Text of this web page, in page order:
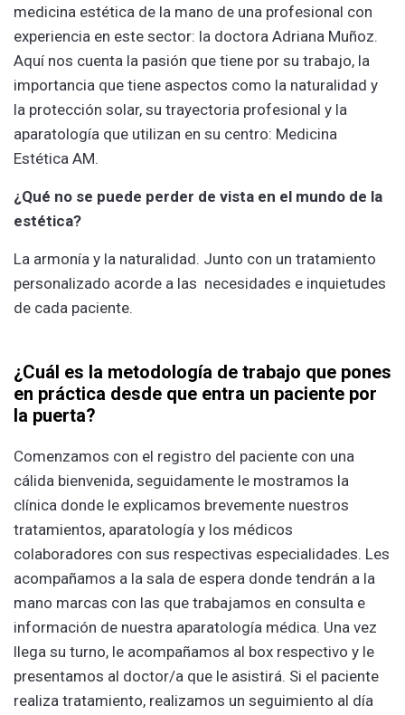
medicina estética de la mano de una profesional con
experiencia en este sector: la doctora Adriana Muñoz.
Aquí nos cuenta la pasión que tiene por su trabajo, la
importancia que tiene aspectos como la naturalidad y
la protección solar, su trayectoria profesional y la
aparatología que utilizan en su centro: Medicina
Estética AM.
¿Qué no se puede perder de vista en el mundo de la
estética?
La armonía y la naturalidad. Junto con un tratamiento
personalizado acorde a las necesidades e inquietudes
de cada paciente.
¿Cuál es la metodología de trabajo que pones
en práctica desde que entra un paciente por
la puerta?
Comenzamos con el registro del paciente con una
cálida bienvenida, seguidamente le mostramos la
clínica donde le explicamos brevemente nuestros
tratamientos, aparatología y los médicos
colaboradores con sus respectivas especialidades. Les
acompañamos a la sala de espera donde tendrán a la
mano marcas con las que trabajamos en consulta e
información de nuestra aparatología médica. Una vez
llega su turno, le acompañamos al box respectivo y le
presentamos al doctor/a que le asistirá. Si el paciente
realiza tratamiento, realizamos un seguimiento al día